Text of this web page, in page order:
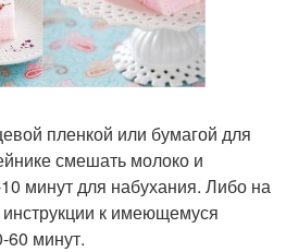
пленкой или бумагой для
смешать молоко и
минут для набухания. Либо на
к имеющемуся
60 минут.